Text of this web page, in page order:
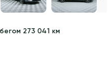
273 041 км